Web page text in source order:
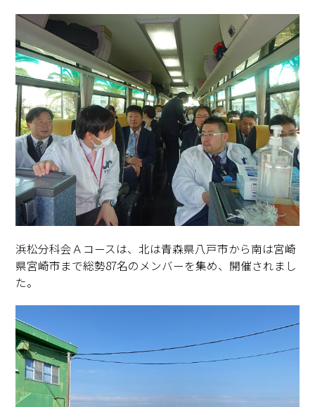
浜松分科会Ａコースは、北は青森県八戸市から南は宮崎
県宮崎市まで総勢87名のメンバーを集め、開催されまし
た。